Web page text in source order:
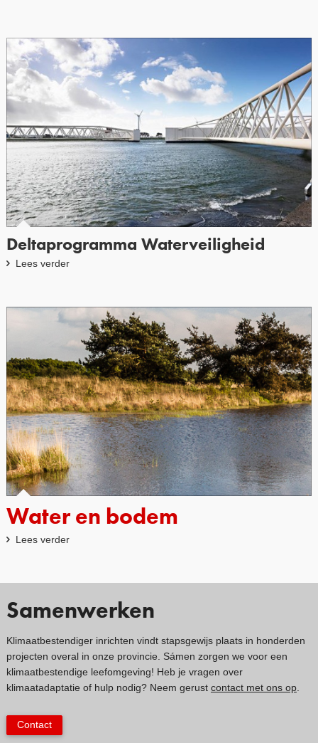
Deltaprogramma Waterveiligheid
Lees verder
Water en bodem
Lees verder
Samenwerken
Klimaatbestendiger inrichten vindt stapsgewijs plaats in honderden
projecten overal in onze provincie. Sámen zorgen we voor een
klimaatbestendige leefomgeving! Heb je vragen over
klimaatadaptatie of hulp nodig? Neem gerust contact met ons op.
Contact